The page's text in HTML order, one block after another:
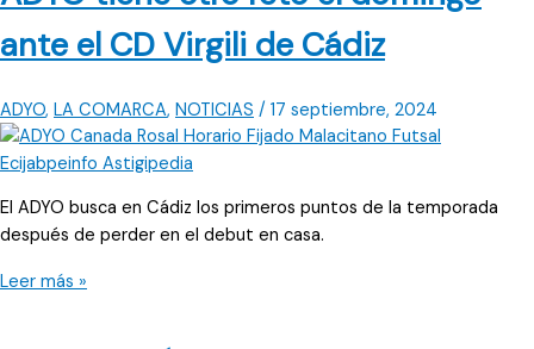
el
de
puntos
ante el CD Virgili de Cádiz
ADYO, LA COMARCA, NOTICIAS / 17 septiembre, 2024
El ADYO busca en Cádiz los primeros puntos de la temporada
después de perder en el debut en casa.
ADYO
Leer más »